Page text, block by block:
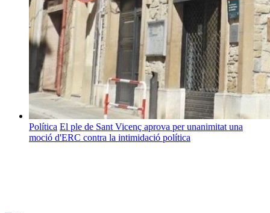
Política El ple de Sant Vicenç aprova per unanimitat una
moció d'ERC contra la intimidació política